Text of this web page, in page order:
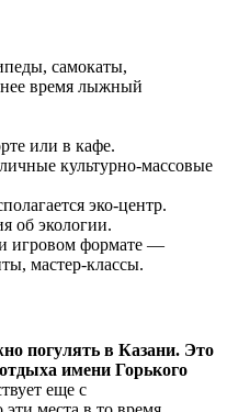
самокаты,
время лыжный
или в кафе.
культурно-массовые
эко-центр.
об экологии.
игровом формате —
мастер-классы.
погулять в Казани. Это
имени Горького
еще с